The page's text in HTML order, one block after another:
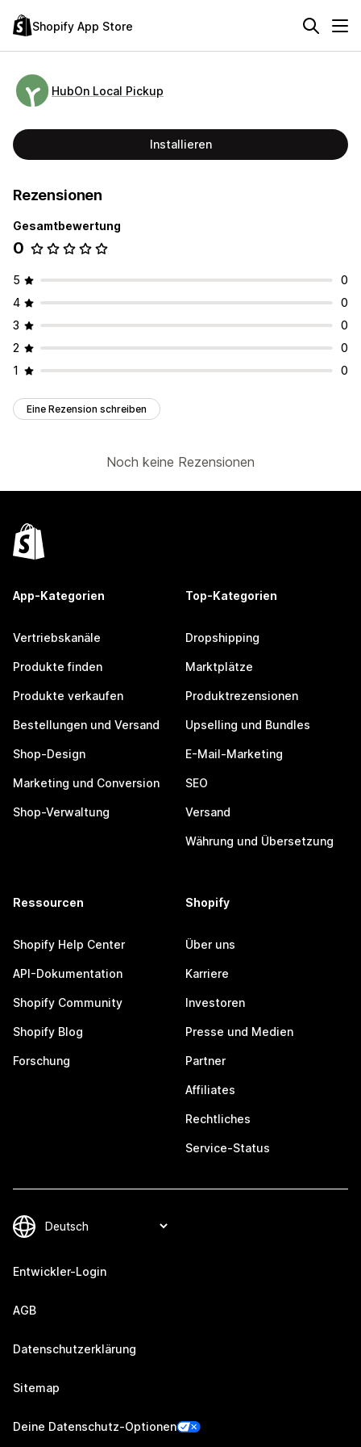
Shopify App Store
HubOn Local Pickup
Installieren
Rezensionen
Gesamtbewertung
0
5
0
4
0
3
0
2
0
1
0
Eine Rezension schreiben
Noch keine Rezensionen
App-Kategorien
Vertriebskanäle
Produkte finden
Produkte verkaufen
Bestellungen und Versand
Shop-Design
Marketing und Conversion
Shop-Verwaltung
Top-Kategorien
Dropshipping
Marktplätze
Produktrezensionen
Upselling und Bundles
E-Mail-Marketing
SEO
Versand
Währung und Übersetzung
Ressourcen
Shopify Help Center
API-Dokumentation
Shopify Community
Shopify Blog
Forschung
Shopify
Über uns
Karriere
Investoren
Presse und Medien
Partner
Affiliates
Rechtliches
Service-Status
Entwickler-Login
AGB
Datenschutzerklärung
Sitemap
Deine Datenschutz-Optionen